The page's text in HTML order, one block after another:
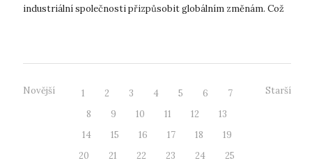
industriální společnosti přizpůsobit globálním změnám. Což
Novější 1 2 3 4 5 6
7
8
9 10 11 12
13
14
15 16 17 18
19
20
21 22 23 24
25
Starší